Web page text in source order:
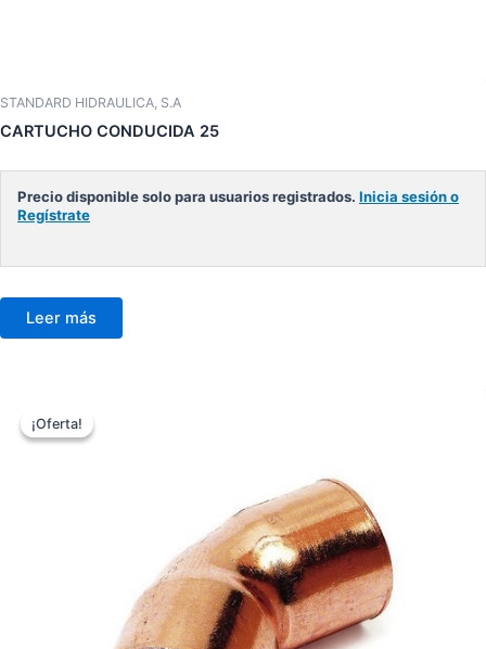
STANDARD HIDRAULICA, S.A
CARTUCHO CONDUCIDA 25
Precio disponible solo para usuarios registrados. Inicia sesión o
Regístrate
Leer más
¡Oferta!
¡Oferta!